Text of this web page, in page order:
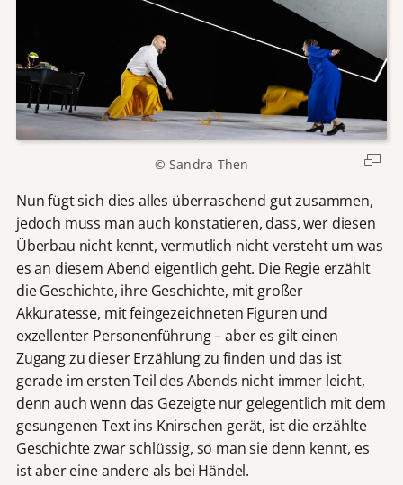
© Sandra Then
Nun fügt sich dies alles überraschend gut zusammen,
jedoch muss man auch konstatieren, dass, wer diesen
Überbau nicht kennt, vermutlich nicht versteht um was
es an diesem Abend eigentlich geht. Die Regie erzählt
die Geschichte, ihre Geschichte, mit großer
Akkuratesse, mit feingezeichneten Figuren und
exzellenter Personenführung – aber es gilt einen
Zugang zu dieser Erzählung zu finden und das ist
gerade im ersten Teil des Abends nicht immer leicht,
denn auch wenn das Gezeigte nur gelegentlich mit dem
gesungenen Text ins Knirschen gerät, ist die erzählte
Geschichte zwar schlüssig, so man sie denn kennt, es
ist aber eine andere als bei Händel.